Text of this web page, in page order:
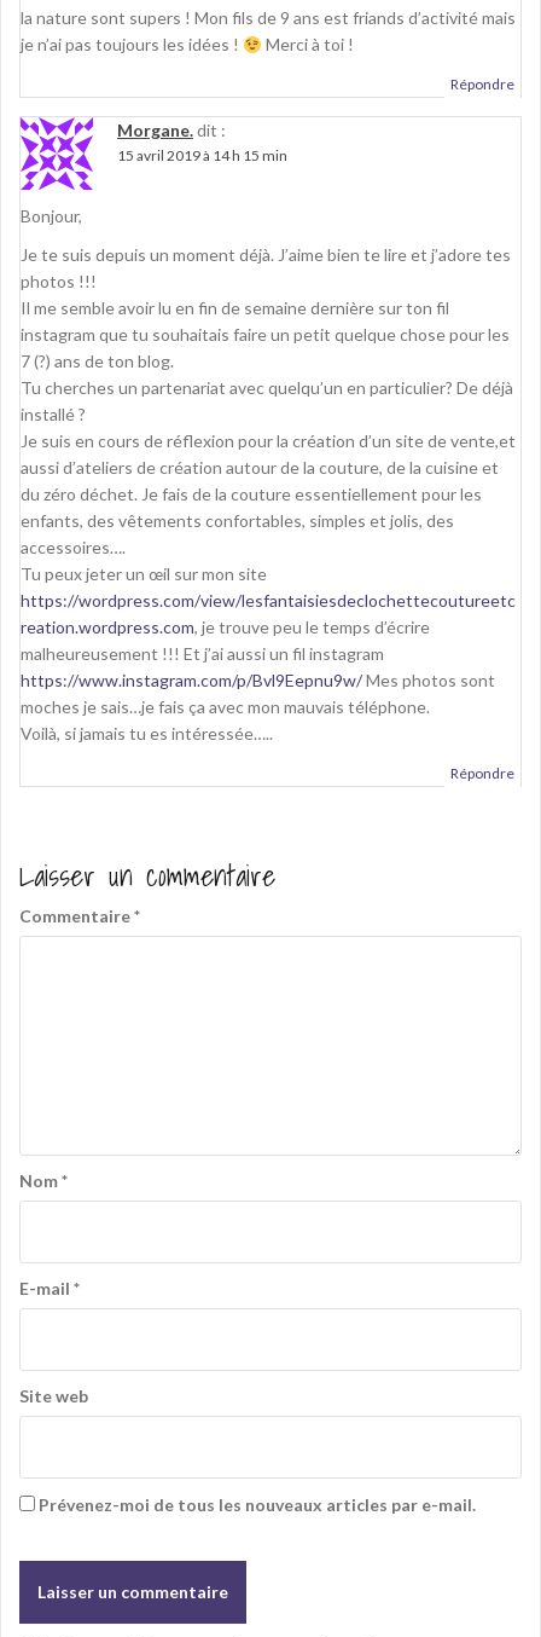
la nature sont supers ! Mon fils de 9 ans est friands d’activité mais
je n’ai pas toujours les idées !
Merci à toi !
Répondre
Morgane.dit :
15 avril 2019 à 14 h 15 min
Bonjour,
Je te suis depuis un moment déjà. J’aime bien te lire et j’adore tes
photos !!!
Il me semble avoir lu en fin de semaine dernière sur ton fil
instagram que tu souhaitais faire un petit quelque chose pour les
7 (?) ans de ton blog.
Tu cherches un partenariat avec quelqu’un en particulier? De déjà
installé ?
Je suis en cours de réflexion pour la création d’un site de vente,et
aussi d’ateliers de création autour de la couture, de la cuisine et
du zéro déchet. Je fais de la couture essentiellement pour les
enfants, des vêtements confortables, simples et jolis, des
accessoires….
Tu peux jeter un œil sur mon site
https://wordpress.com/view/lesfantaisiesdeclochettecoutureetc
reation.wordpress.com, je trouve peu le temps d’écrire
malheureusement !!! Et j’ai aussi un fil instagram
https://www.instagram.com/p/Bvl9Eepnu9w/Mes photos sont
moches je sais…je fais ça avec mon mauvais téléphone.
Voilà, si jamais tu es intéressée…..
Répondre
Laisser un commentaire
Commentaire*
Nom*
E-mail *
Site web
Prévenez-moi de tous les nouveaux articles par e-mail.